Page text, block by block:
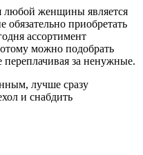
любой женщины является
обязательно приобретать
ассортимент
можно подобрать
за ненужные.
лучше сразу
и снабдить